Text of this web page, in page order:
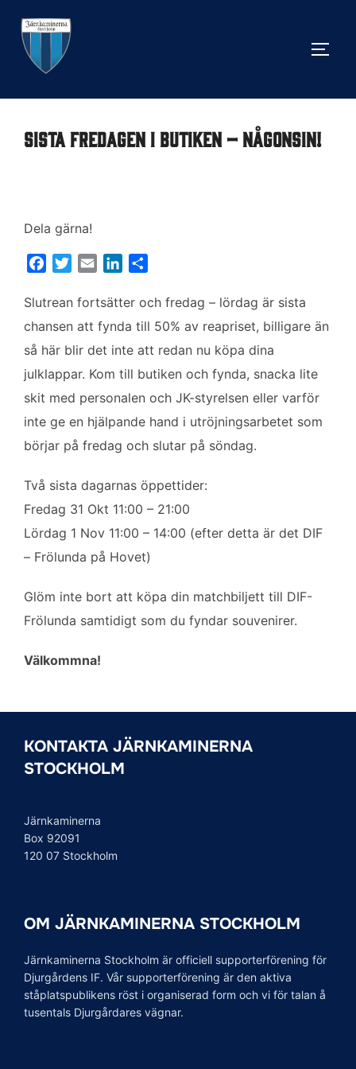
innehåll
Sista fredagen i butiken – någonsin!
Dela gärna!
c
e
o
o
k
i
t
e
r
a
i
n
k
d
I
n
l
a
Slutrean fortsätter och fredag – lördag är sista
chansen att fynda till 50% av reapriset, billigare än
så här blir det inte att redan nu köpa dina
julklappar. Kom till butiken och fynda, snacka lite
skit med personalen och JK-styrelsen eller varför
inte ge en hjälpande hand i utröjningsarbetet som
börjar på fredag och slutar på söndag.
Två sista dagarnas öppettider:
Fredag 31 Okt 11:00 – 21:00
Lördag 1 Nov 11:00 – 14:00 (efter detta är det DIF
– Frölunda på Hovet)
Glöm inte bort att köpa din matchbiljett till DIF-
Frölunda samtidigt som du fyndar souvenirer.
Välkommna!
KONTAKTA JÄRNKAMINERNA
STOCKHOLM
Järnkaminerna
Box 92091
120 07 Stockholm
OM JÄRNKAMINERNA STOCKHOLM
Järnkaminerna Stockholm är officiell supporterförening för
Djurgårdens IF. Vår supporterförening är den aktiva
ståplatspublikens röst i organiserad form och vi för talan å
tusentals Djurgårdares vägnar.